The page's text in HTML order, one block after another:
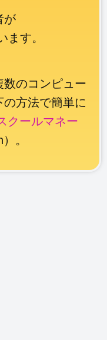
が
す。
のコンピュー
方法で簡単に
クールマネー
。